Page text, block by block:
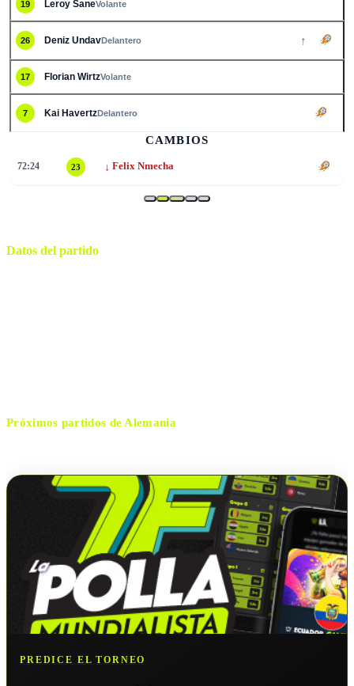
19 Leroy SaneVolante
26 Deniz UndavDelantero ↑
17 Florian WirtzVolante
7 Kai HavertzDelantero
CAMBIOS
72:24 23 ↓ Felix Nmecha
Datos del partido
Próximos partidos de Alemania
PREDICE EL TORNEO